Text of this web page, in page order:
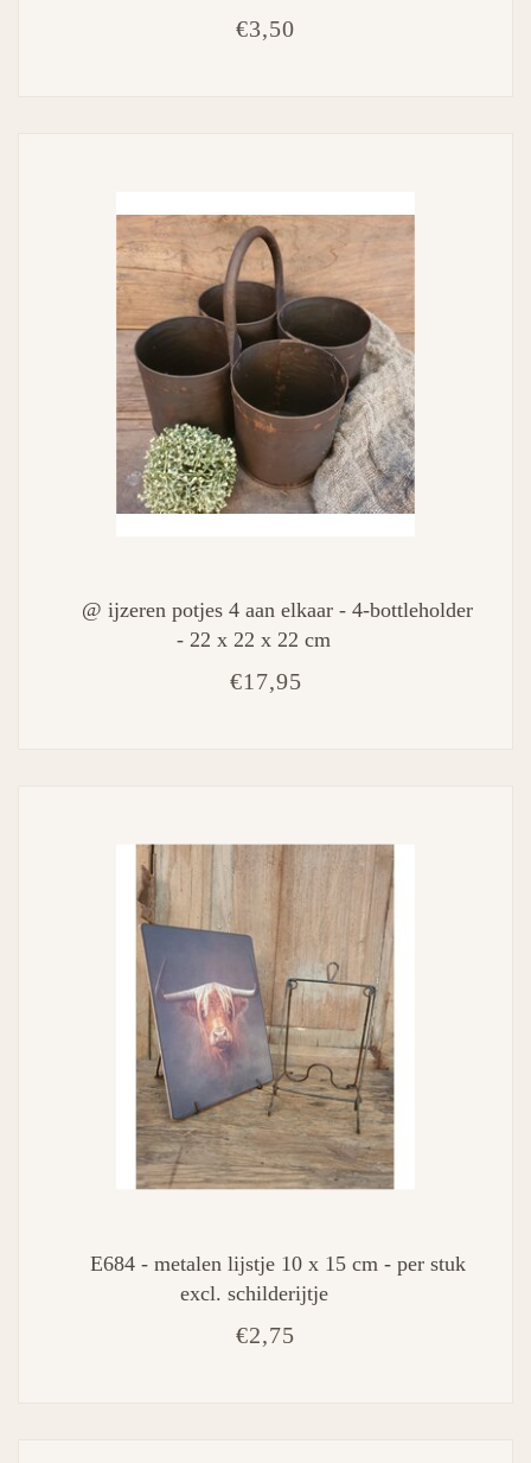
€3,50
@ ijzeren potjes 4 aan elkaar - 4-bottleholder
- 22 x 22 x 22 cm
€17,95
E684 - metalen lijstje 10 x 15 cm - per stuk
excl. schilderijtje
€2,75